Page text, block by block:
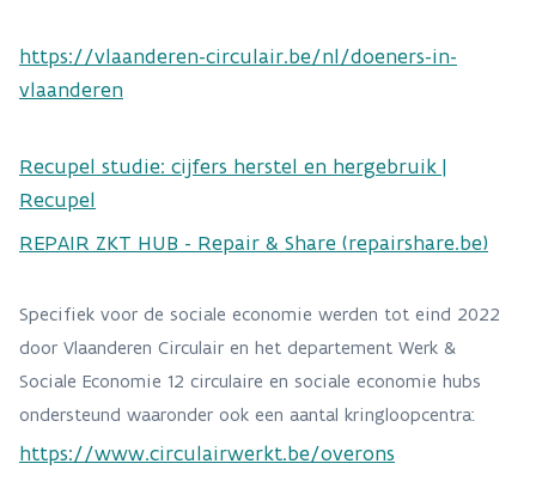
https://vlaanderen-circulair.be/nl/doeners-in-
vlaanderen
Recupel studie: cijfers herstel en hergebruik |
Recupel
REPAIR ZKT HUB - Repair & Share (repairshare.be)
Specifiek voor de sociale economie werden tot eind 2022
door Vlaanderen Circulair en het departement Werk &
Sociale Economie 12 circulaire en sociale economie hubs
ondersteund waaronder ook een aantal kringloopcentra:
https://www.circulairwerkt.be/overons